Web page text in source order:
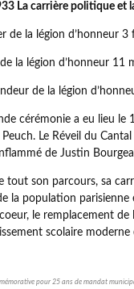
La carrière politique et
de la légion d’honneur 3
la légion d’honneur 11
de la légion
cérémonie a eu lieu
Peuch. Le Réveil du
de Justin
tout son parcours, sa
la population
le remplacement
scolaire
pour 25 ans de mandat